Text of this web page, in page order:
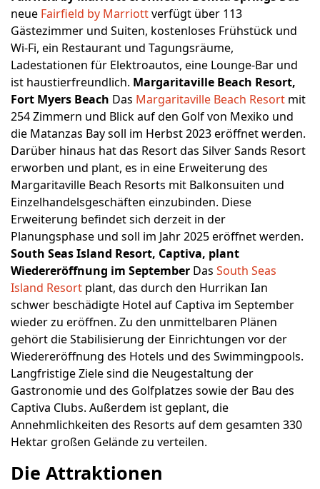
neue Fairfield by Marriottverfügt über 113
Gästezimmer und Suiten, kostenloses Frühstück und
Wi-Fi, ein Restaurant und Tagungsräume,
Ladestationen für Elektroautos, eine Lounge-Bar und
ist haustierfreundlich. Margaritaville Beach Resort,
Fort Myers Beach Das Margaritaville Beach Resort mit
254 Zimmern und Blick auf den Golf von Mexiko und
die Matanzas Bay soll im Herbst 2023 eröffnet werden.
Darüber hinaus hat das Resort das Silver Sands Resort
erworben und plant, es in eine Erweiterung des
Margaritaville Beach Resorts mit Balkonsuiten und
Einzelhandelsgeschäften einzubinden. Diese
Erweiterung befindet sich derzeit in der
Planungsphase und soll im Jahr 2025 eröffnet werden.
South Seas Island Resort, Captiva, plant
Wiedereröffnung im September Das South Seas
Island Resort plant, das durch den Hurrikan Ian
schwer beschädigte Hotel auf Captiva im September
wieder zu eröffnen. Zu den unmittelbaren Plänen
gehört die Stabilisierung der Einrichtungen vor der
Wiedereröffnung des Hotels und des Swimmingpools.
Langfristige Ziele sind die Neugestaltung der
Gastronomie und des Golfplatzes sowie der Bau des
Captiva Clubs. Außerdem ist geplant, die
Annehmlichkeiten des Resorts auf dem gesamten 330
Hektar großen Gelände zu verteilen.
Die Attraktionen